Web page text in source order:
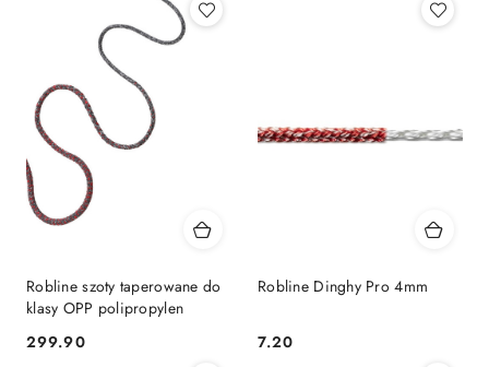
Robline szoty taperowane do
klasy OPP polipropylen
Cena:
299.90
Robline Dinghy Pro 4mm
Cena:
7.20